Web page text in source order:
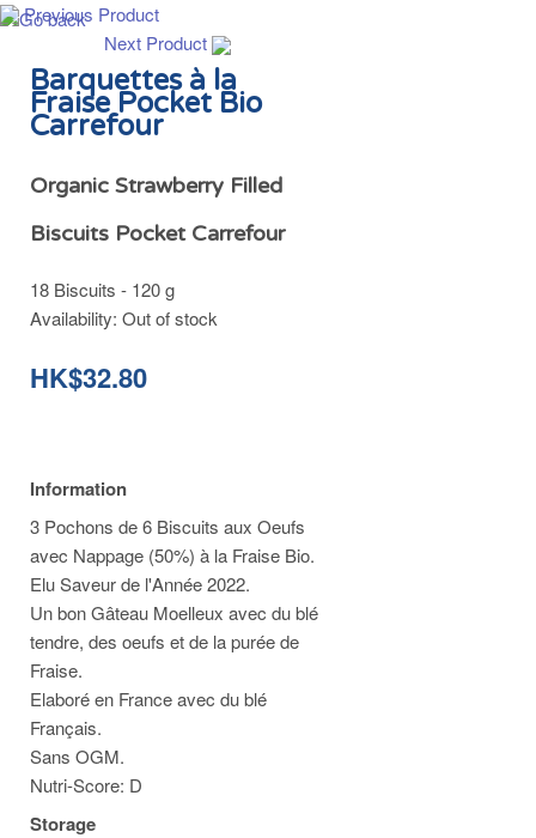
Previous Product
Next Product
Barquettes à la
Fraise Pocket Bio
Carrefour
Organic Strawberry Filled
Biscuits Pocket Carrefour
18 Biscuits - 120 g
Availability: Out of stock
HK$32.80
Information
3 Pochons de 6 Biscuits aux Oeufs
avec Nappage (50%) à la Fraise Bio.
Elu Saveur de l'Année 2022.
Un bon Gâteau Moelleux avec du blé
tendre, des oeufs et de la purée de
Fraise.
Elaboré en France avec du blé
Français.
Sans OGM.
Nutri-Score: D
Storage